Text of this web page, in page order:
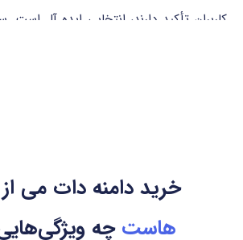
کاربران تأکید دارند، انتخابی ایده آل است.
کشور مرتبط و مرجع ثبت دامنه
خرید دامنه دات می از
هاست چه